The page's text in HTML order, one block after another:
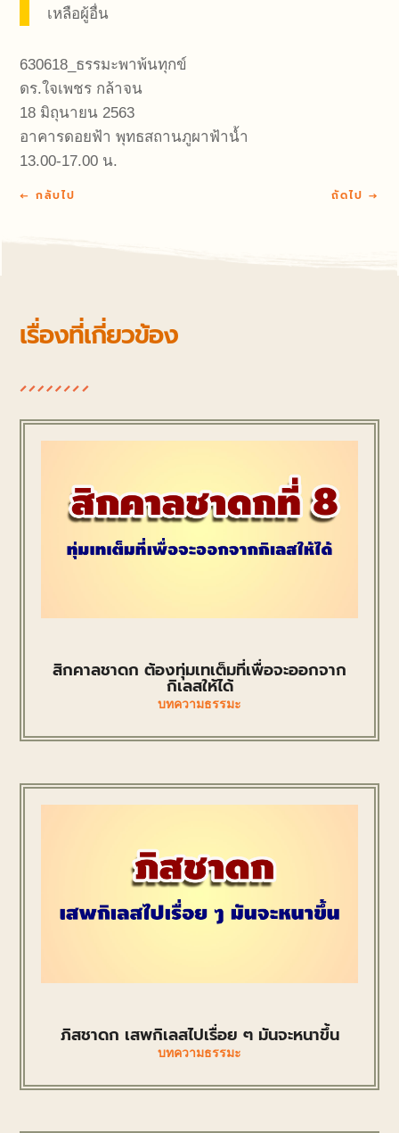
เหลือผู้อื่น
630618_ธรรมะพาพ้นทุกข์
ดร.ใจเพชร กล้าจน
18 มิถุนายน 2563
อาคารดอยฟ้า พุทธสถานภูผาฟ้าน้ำ
13.00-17.00 น.
←กลับไป ถัดไป →
เรื่องที่เกี่ยวข้อง
สิกคาลชาดก ต้องทุ่มเทเต็มที่เพื่อจะออกจาก
กิเลสให้ได้
บทความธรรมะ
ภิสชาดก เสพกิเลสไปเรื่อย ๆ มันจะหนาขึ้น
บทความธรรมะ